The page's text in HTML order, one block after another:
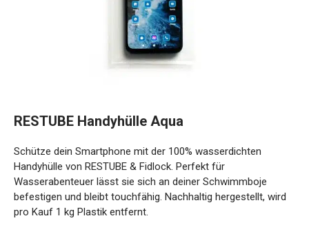
Handyhülle von RESTUBE & Fidlock. Perfekt für
Wasserabenteuer lässt sie sich an deiner Schwimmboje
befestigen und bleibt touchfähig. Nachhaltig hergestellt,
wird pro Kauf 1 kg Plastik entfernt.